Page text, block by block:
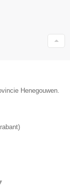
Henegouwen.
)